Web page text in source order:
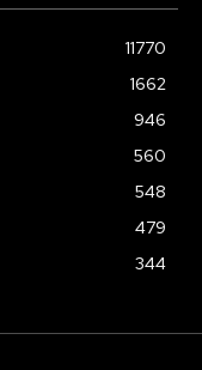
11770
1662
946
560
548
479
344